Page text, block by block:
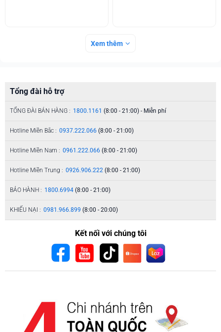
Xem thêm
Tổng đài hỗ trợ
TỔNG ĐÀI BÁN HÀNG : 1800.1161 (8:00 - 21:00) - Miễn phí
Hotline Miền Bắc : 0937.222.066 (8:00 - 21:00)
Hotline Miền Nam : 0961.222.066 (8:00 - 21:00)
Hotline Miền Trung : 0926.906.222 (8:00 - 21:00)
BẢO HÀNH : 1800.6994 (8:00 - 21:00)
KHIẾU NẠI : 0981.966.899 (8:00 - 20:00)
Kết nối với chúng tôi